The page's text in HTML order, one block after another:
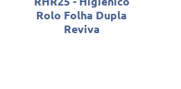
Rolo Folha Dupla
Reviva